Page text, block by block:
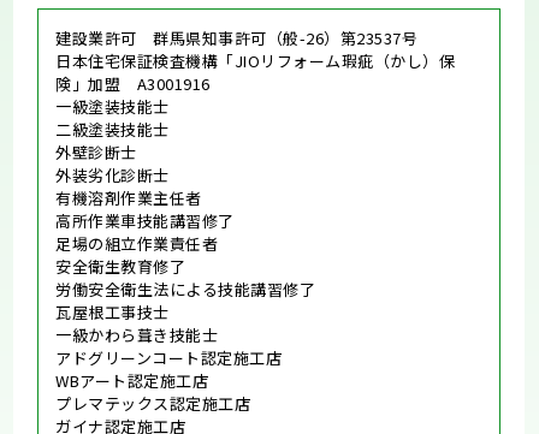
建設業許可 群馬県知事許可（般-26）第23537号
日本住宅保証検査機構「JIOリフォーム瑕疵（かし）保
険」加盟 A3001916
一級塗装技能士
二級塗装技能士
外壁診断士
外装劣化診断士
有機溶剤作業主任者
高所作業車技能講習修了
足場の組立作業責任者
安全衛生教育修了
労働安全衛生法による技能講習修了
瓦屋根工事技士
一級かわら葺き技能士
アドグリーンコート認定施工店
WBアート認定施工店
プレマテックス認定施工店
ガイナ認定施工店